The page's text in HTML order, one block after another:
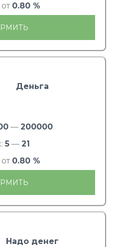
0.80 %
Деньга
— 200000
5— 21
0.80 %
Надо денег